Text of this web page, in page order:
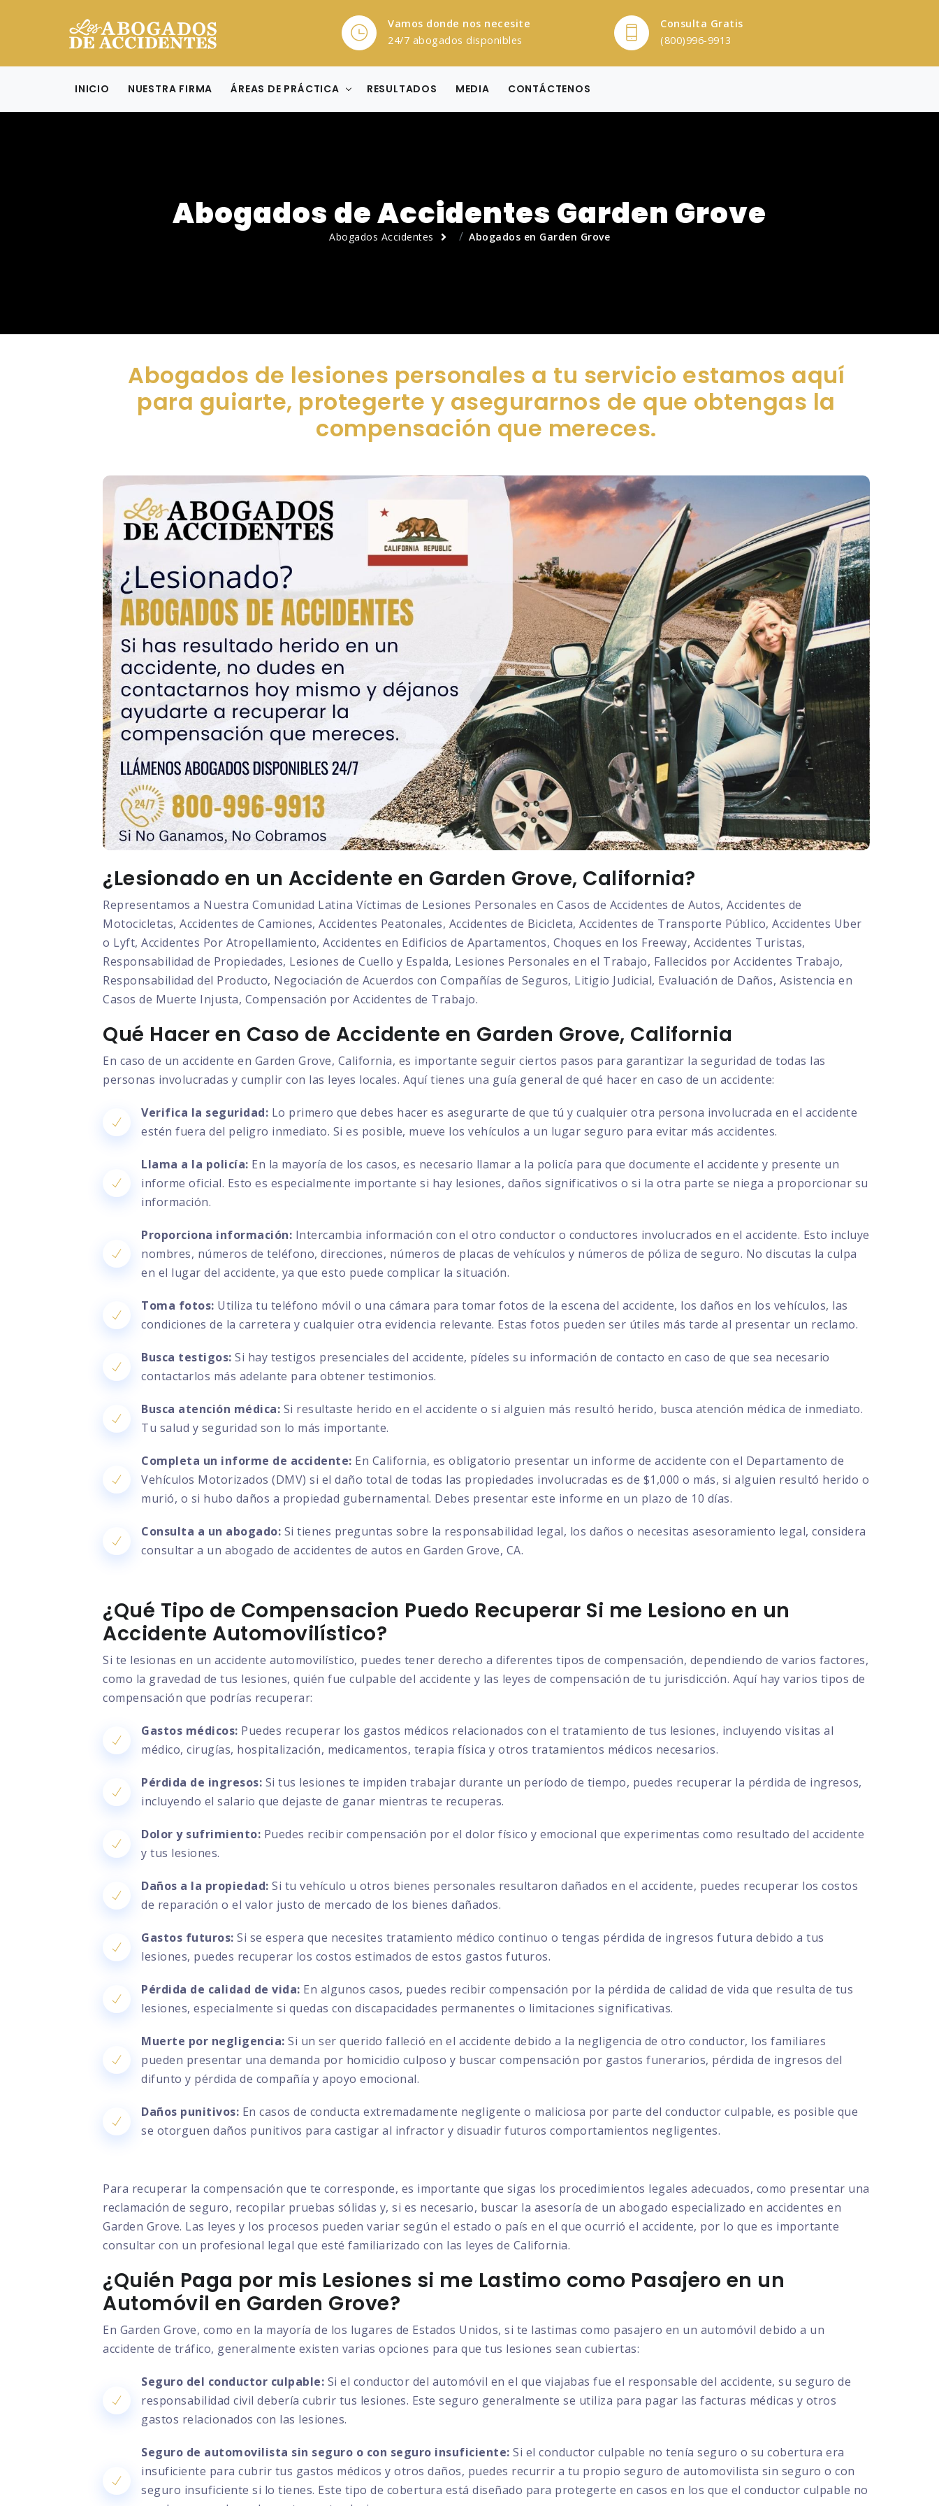
Vamos donde nos necesite
24/7 abogados disponibles
Consulta Gratis
(800)996-9913
INICIO NUESTRA FIRMA ÁREAS DE PRÁCTICA RESULTADOS MEDIA CONTÁCTENOS
Abogados de Accidentes Garden Grove
Abogados Accidentes Abogados en Garden Grove
Abogados de lesiones personales a tu servicio estamos aquí
para guiarte, protegerte y asegurarnos de que obtengas la
compensación que mereces.
¿Lesionado en un Accidente en Garden Grove, California?
Representamos a Nuestra Comunidad Latina Víctimas de Lesiones Personales en Casos de Accidentes de Autos, Accidentes de
Motocicletas, Accidentes de Camiones, Accidentes Peatonales, Accidentes de Bicicleta, Accidentes de Transporte Público, Accidentes Uber
o Lyft, Accidentes Por Atropellamiento, Accidentes en Edificios de Apartamentos, Choques en los Freeway, Accidentes Turistas,
Responsabilidad de Propiedades, Lesiones de Cuello y Espalda, Lesiones Personales en el Trabajo, Fallecidos por Accidentes Trabajo,
Responsabilidad del Producto, Negociación de Acuerdos con Compañías de Seguros, Litigio Judicial, Evaluación de Daños, Asistencia en
Casos de Muerte Injusta, Compensación por Accidentes de Trabajo.
Qué Hacer en Caso de Accidente en Garden Grove, California
En caso de un accidente en Garden Grove, California, es importante seguir ciertos pasos para garantizar la seguridad de todas las
personas involucradas y cumplir con las leyes locales. Aquí tienes una guía general de qué hacer en caso de un accidente:
Verifica la seguridad: Lo primero que debes hacer es asegurarte de que tú y cualquier otra persona involucrada en el accidente
estén fuera del peligro inmediato. Si es posible, mueve los vehículos a un lugar seguro para evitar más accidentes.
Llama a la policía: En la mayoría de los casos, es necesario llamar a la policía para que documente el accidente y presente un
informe oficial. Esto es especialmente importante si hay lesiones, daños significativos o si la otra parte se niega a proporcionar su
información.
Proporciona información: Intercambia información con el otro conductor o conductores involucrados en el accidente. Esto incluye
nombres, números de teléfono, direcciones, números de placas de vehículos y números de póliza de seguro. No discutas la culpa
en el lugar del accidente, ya que esto puede complicar la situación.
Toma fotos: Utiliza tu teléfono móvil o una cámara para tomar fotos de la escena del accidente, los daños en los vehículos, las
condiciones de la carretera y cualquier otra evidencia relevante. Estas fotos pueden ser útiles más tarde al presentar un reclamo.
Busca testigos: Si hay testigos presenciales del accidente, pídeles su información de contacto en caso de que sea necesario
contactarlos más adelante para obtener testimonios.
Busca atención médica: Si resultaste herido en el accidente o si alguien más resultó herido, busca atención médica de inmediato.
Tu salud y seguridad son lo más importante.
Completa un informe de accidente: En California, es obligatorio presentar un informe de accidente con el Departamento de
Vehículos Motorizados (DMV) si el daño total de todas las propiedades involucradas es de $1,000 o más, si alguien resultó herido o
murió, o si hubo daños a propiedad gubernamental. Debes presentar este informe en un plazo de 10 días.
Consulta a un abogado: Si tienes preguntas sobre la responsabilidad legal, los daños o necesitas asesoramiento legal, considera
consultar a un abogado de accidentes de autos en Garden Grove, CA.
¿Qué Tipo de Compensacion Puedo Recuperar Si me Lesiono en un
Accidente Automovilístico?
Si te lesionas en un accidente automovilístico, puedes tener derecho a diferentes tipos de compensación, dependiendo de varios factores,
como la gravedad de tus lesiones, quién fue culpable del accidente y las leyes de compensación de tu jurisdicción. Aquí hay varios tipos de
compensación que podrías recuperar:
Gastos médicos: Puedes recuperar los gastos médicos relacionados con el tratamiento de tus lesiones, incluyendo visitas al
médico, cirugías, hospitalización, medicamentos, terapia física y otros tratamientos médicos necesarios.
Pérdida de ingresos: Si tus lesiones te impiden trabajar durante un período de tiempo, puedes recuperar la pérdida de ingresos,
incluyendo el salario que dejaste de ganar mientras te recuperas.
Dolor y sufrimiento: Puedes recibir compensación por el dolor físico y emocional que experimentas como resultado del accidente
y tus lesiones.
Daños a la propiedad: Si tu vehículo u otros bienes personales resultaron dañados en el accidente, puedes recuperar los costos
de reparación o el valor justo de mercado de los bienes dañados.
Gastos futuros: Si se espera que necesites tratamiento médico continuo o tengas pérdida de ingresos futura debido a tus
lesiones, puedes recuperar los costos estimados de estos gastos futuros.
Pérdida de calidad de vida: En algunos casos, puedes recibir compensación por la pérdida de calidad de vida que resulta de tus
lesiones, especialmente si quedas con discapacidades permanentes o limitaciones significativas.
Muerte por negligencia: Si un ser querido falleció en el accidente debido a la negligencia de otro conductor, los familiares
pueden presentar una demanda por homicidio culposo y buscar compensación por gastos funerarios, pérdida de ingresos del
difunto y pérdida de compañía y apoyo emocional.
Daños punitivos: En casos de conducta extremadamente negligente o maliciosa por parte del conductor culpable, es posible que
se otorguen daños punitivos para castigar al infractor y disuadir futuros comportamientos negligentes.
Para recuperar la compensación que te corresponde, es importante que sigas los procedimientos legales adecuados, como presentar una
reclamación de seguro, recopilar pruebas sólidas y, si es necesario, buscar la asesoría de un abogado especializado en accidentes en
Garden Grove. Las leyes y los procesos pueden variar según el estado o país en el que ocurrió el accidente, por lo que es importante
consultar con un profesional legal que esté familiarizado con las leyes de California.
¿Quién Paga por mis Lesiones si me Lastimo como Pasajero en un
Automóvil en Garden Grove?
En Garden Grove, como en la mayoría de los lugares de Estados Unidos, si te lastimas como pasajero en un automóvil debido a un
accidente de tráfico, generalmente existen varias opciones para que tus lesiones sean cubiertas:
Seguro del conductor culpable: Si el conductor del automóvil en el que viajabas fue el responsable del accidente, su seguro de
responsabilidad civil debería cubrir tus lesiones. Este seguro generalmente se utiliza para pagar las facturas médicas y otros
gastos relacionados con las lesiones.
Seguro de automovilista sin seguro o con seguro insuficiente: Si el conductor culpable no tenía seguro o su cobertura era
insuficiente para cubrir tus gastos médicos y otros daños, puedes recurrir a tu propio seguro de automovilista sin seguro o con
seguro insuficiente si lo tienes. Este tipo de cobertura está diseñado para protegerte en casos en los que el conductor culpable no